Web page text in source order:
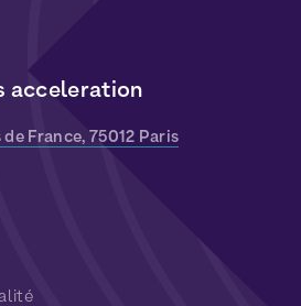
acceleration
France, 75012 Paris